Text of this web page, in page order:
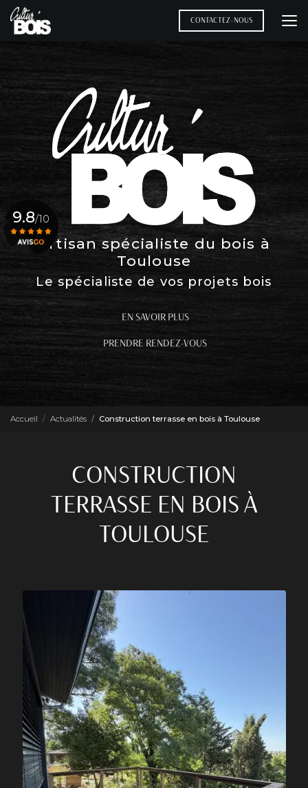
Aller
au
contenu
CONTACTEZ-NOUS
Artisan spécialiste du bois à
Toulouse
Le spécialiste de vos projets bois
EN SAVOIR PLUS
PRENDRE RENDEZ-VOUS
9.8/10
Accueil Actualités Construction terrasse en bois à Toulouse
CONSTRUCTION
TERRASSE EN BOIS À
TOULOUSE